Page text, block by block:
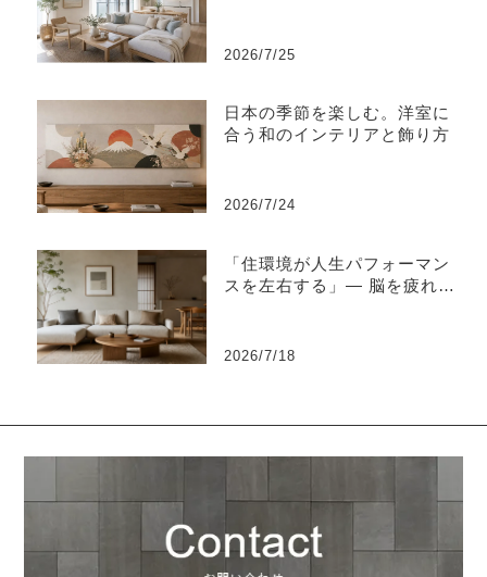
2026/7/25
日本の季節を楽しむ。洋室に
合う和のインテリアと飾り方
2026/7/24
「住環境が人生パフォーマン
スを左右する」― 脳を疲れさ
2026/7/18